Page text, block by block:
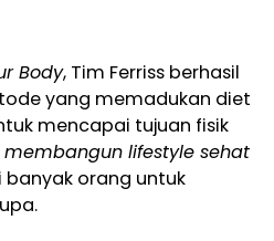
Body, Tim Ferriss berhasil
yang memadukan diet
mencapai tujuan fisik
lifestyle sehat
orang untuk